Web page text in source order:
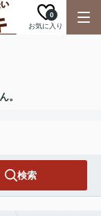
お気に入り
0
。
検索